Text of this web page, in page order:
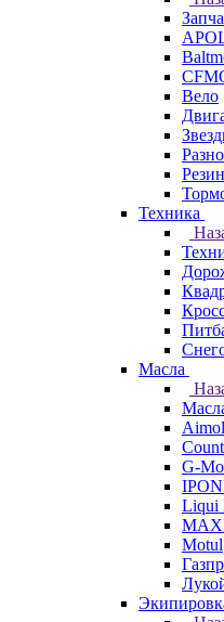
Вело
Техника
Масла
Aimol
G-
Liqui
Motul